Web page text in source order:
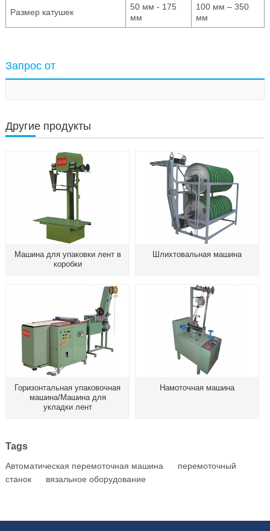
Размер катушек
50 мм - 175
мм
100 мм – 350
мм
Запрос от
Другие продукты
Машина для упаковки лент в
коробки
Шлихтовальная машина
Горизонтальная упаковочная
машина/Машина для
укладки лент
Намоточная машина
Tags
Автоматическая перемоточная машина
перемоточный
станок
вязальное оборудование